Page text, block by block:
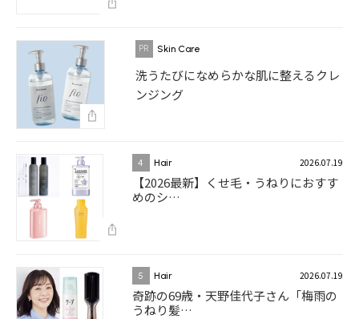
Skin Care
洗うたびになめらかな肌に整えるクレ
ンジング
4 Hair 2026.07.19
【2026最新】くせ毛・うねりにおすす
めのシ…
5 Hair 2026.07.19
奇跡の69歳・天野佳代子さん「梅雨の
うねり髪…